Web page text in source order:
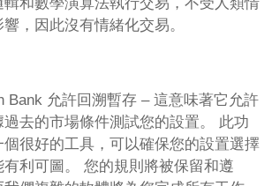
，因此沒有情緒化交易。
Bank 允許回溯暫存 – 這意味著它允許
過去的市場條件測試您的設置。 此功
個很好的工具，可以確保您的設置選擇
有利可圖。 您的規則將被保留和遵